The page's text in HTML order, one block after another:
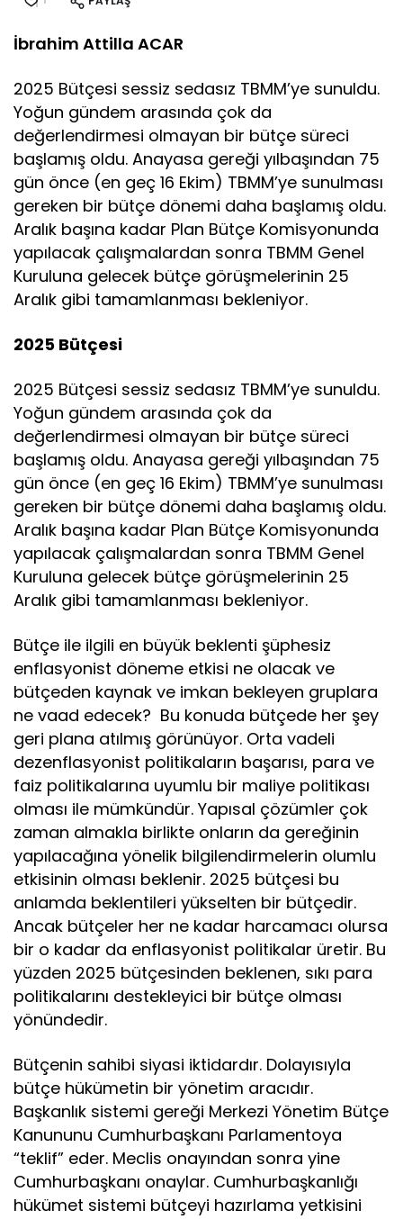
İbrahim Attilla ACAR
2025 Bütçesi sessiz sedasız TBMM’ye sunuldu.
Yoğun gündem arasında çok da
değerlendirmesi olmayan bir bütçe süreci
başlamış oldu. Anayasa gereği yılbaşından 75
gün önce (en geç 16 Ekim) TBMM’ye sunulması
gereken bir bütçe dönemi daha başlamış oldu.
Aralık başına kadar Plan Bütçe Komisyonunda
yapılacak çalışmalardan sonra TBMM Genel
Kuruluna gelecek bütçe görüşmelerinin 25
Aralık gibi tamamlanması bekleniyor.
2025 Bütçesi
2025 Bütçesi sessiz sedasız TBMM’ye sunuldu.
Yoğun gündem arasında çok da
değerlendirmesi olmayan bir bütçe süreci
başlamış oldu. Anayasa gereği yılbaşından 75
gün önce (en geç 16 Ekim) TBMM’ye sunulması
gereken bir bütçe dönemi daha başlamış oldu.
Aralık başına kadar Plan Bütçe Komisyonunda
yapılacak çalışmalardan sonra TBMM Genel
Kuruluna gelecek bütçe görüşmelerinin 25
Aralık gibi tamamlanması bekleniyor.
Bütçe ile ilgili en büyük beklenti şüphesiz
enflasyonist döneme etkisi ne olacak ve
bütçeden kaynak ve imkan bekleyen gruplara
ne vaad edecek? Bu konuda bütçede her şey
geri plana atılmış görünüyor. Orta vadeli
dezenflasyonist politikaların başarısı, para ve
faiz politikalarına uyumlu bir maliye politikası
olması ile mümkündür. Yapısal çözümler çok
zaman almakla birlikte onların da gereğinin
yapılacağına yönelik bilgilendirmelerin olumlu
etkisinin olması beklenir. 2025 bütçesi bu
anlamda beklentileri yükselten bir bütçedir.
Ancak bütçeler her ne kadar harcamacı olursa
bir o kadar da enflasyonist politikalar üretir. Bu
yüzden 2025 bütçesinden beklenen, sıkı para
politikalarını destekleyici bir bütçe olması
yönündedir.
Bütçenin sahibi siyasi iktidardır. Dolayısıyla
bütçe hükümetin bir yönetim aracıdır.
Başkanlık sistemi gereği Merkezi Yönetim Bütçe
Kanununu Cumhurbaşkanı Parlamentoya
“teklif” eder. Meclis onayından sonra yine
Cumhurbaşkanı onaylar. Cumhurbaşkanlığı
hükümet sistemi bütçeyi hazırlama yetkisini